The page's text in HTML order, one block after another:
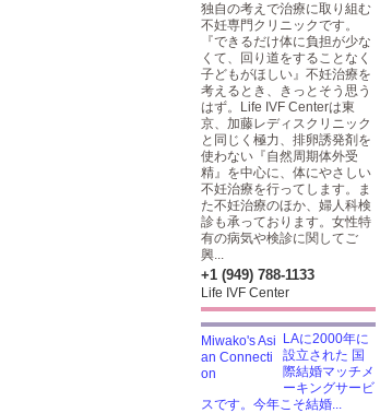
独自の考えで治療に取り組む
不妊専門クリニックです。
『できるだけ体に負担が少な
くて、回り道をすることなく
子どもがほしい』不妊治療を
考えるとき、きっとそう思う
はず。Life IVF Centerは東
京、加藤レディスクリニック
と同じく極力、排卵誘発剤を
使わない『自然周期体外受
精』を中心に、体にやさしい
不妊治療を行ってします。ま
た不妊治療のほか、婦人科検
診も承っております。女性特
有の病気や検診に関してご
興...
+1 (949) 788-1133
Life IVF Center
LAに2000年に
設立された 国
際結婚マッチメ
ーキングサービ
スです。今年こそ結婚...